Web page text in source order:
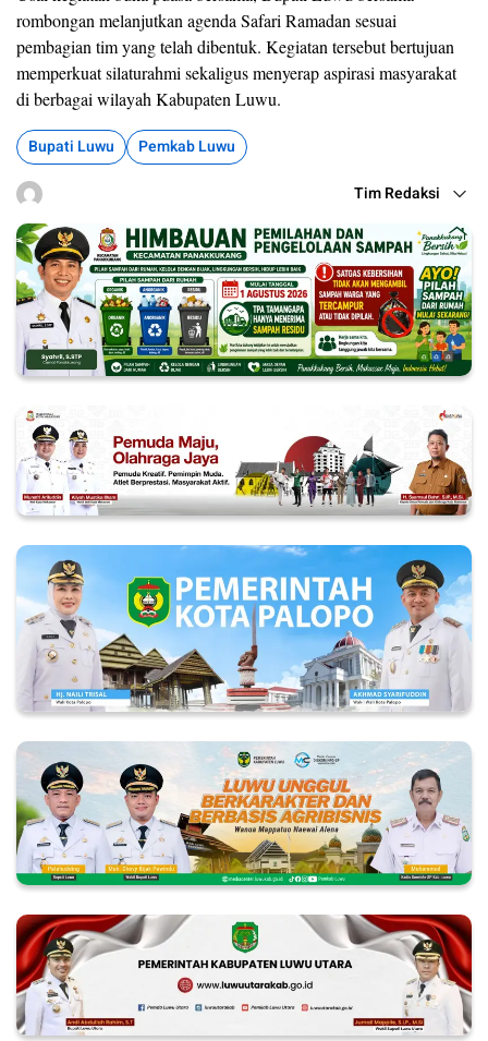
rombongan melanjutkan agenda Safari Ramadan sesuai
pembagian tim yang telah dibentuk. Kegiatan tersebut bertujuan
memperkuat silaturahmi sekaligus menyerap aspirasi masyarakat
di berbagai wilayah Kabupaten Luwu.
Bupati Luwu Pemkab Luwu
Tim Redaksi